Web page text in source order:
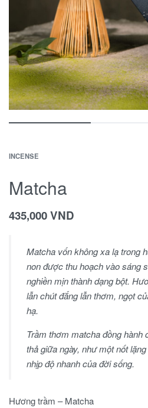
INCENSE
Matcha
435,000VND
Matcha vốn không xa lạ trong
non được thu hoạch vào sáng
nghiền mịn thành dạng bột.
lẫn chút đắng lẫn thơm, ngọt
hạ.
Trầm thơm matcha đồng hành
thả giữa ngày, như một nốt
nhịp độ nhanh của đời sống.
Hương trầm – Matcha